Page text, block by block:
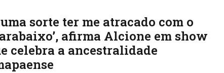
uma sorte ter me atracado com o
afirma Alcione em show
celebra a ancestralidade